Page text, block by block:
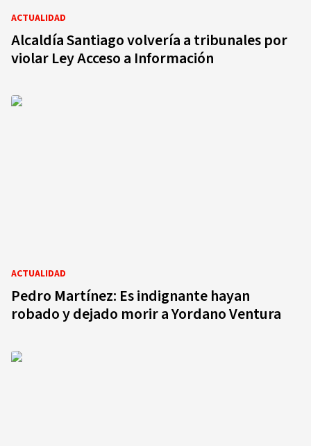
ACTUALIDAD
Alcaldía Santiago volvería a tribunales por
violar Ley Acceso a Información
ACTUALIDAD
Pedro Martínez: Es indignante hayan
robado y dejado morir a Yordano Ventura